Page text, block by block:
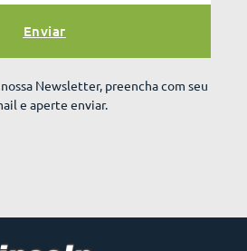
Enviar
Newsletter, preencha com seu
e aperte enviar.